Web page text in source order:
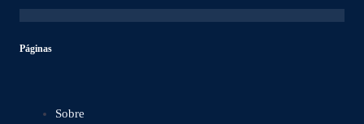
Páginas
Sobre